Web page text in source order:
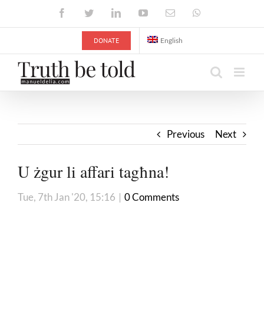
FacebookTwitterLinkedInYouTubeEmail
DONATE English
Previous Next
U żgur li affari tagħna!
Tue, 7th Jan '20, 15:16 | 0 Comments